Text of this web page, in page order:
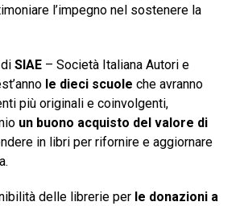
l’impegno nel sostenere la
SIAE – Società Italiana Autori e
le dieci scuole che avranno
più originali e coinvolgenti,
un buono acquisto del valore di
in libri per rifornire e aggiornare
delle librerie per le donazioni a